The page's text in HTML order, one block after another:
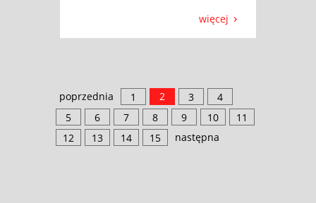
więcej
poprzednia 1 2 3
4
5
6 7 8 9 10
11
12
13 14 15 następna